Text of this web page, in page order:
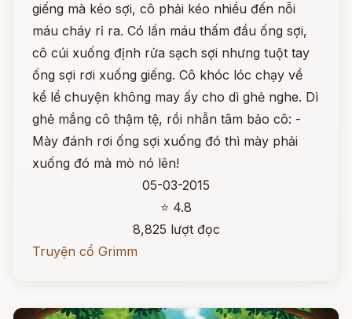
giếng mà kéo sợi, cô phải kéo nhiều đến nỗi
máu cháy rỉ ra. Có lần máu thấm đầu ống sợi,
cô cúi xuống định rửa sạch sợi nhưng tuột tay
ống sợi rơi xuống giếng. Cô khóc lóc chạy về
kể lể chuyện không may ấy cho dì ghẻ nghe. Dì
ghẻ mắng cô thậm tệ, rồi nhẫn tâm bảo cô: -
Mày đánh rơi ống sợi xuống đó thì mày phải
xuống đó mà mò nó lên!
05-03-2015
⭐ 4.8
8,825 lượt đọc
Truyện cổ Grimm